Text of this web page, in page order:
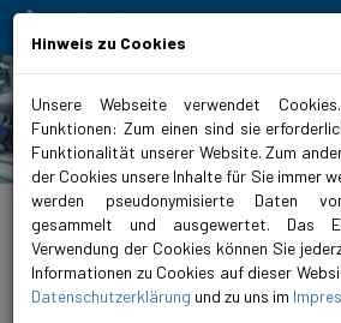
Produkte
biral.de > Produkte > Heizung > Inlinepumpen
VivarA M 100-24 450
Die VivarA ist eine geregelte, kompakte
Inlinepumpe mit höchster
Hinweis zu Cookies
Unsere Webseite verwendet
Funktionen: Zum einen sind sie
Funktionalität unserer Website. Zum
der Cookies unsere Inhalte für Sie immer
werden pseudonymisierte Daten
gesammelt und ausgewertet. Das
Verwendung der Cookies können Sie
Informationen zu Cookies auf dieser
Datenschutzerklärung und zu uns im